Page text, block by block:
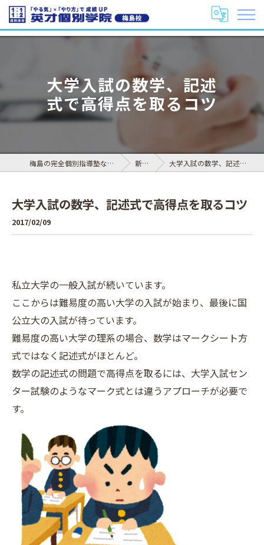
大学入試の数学、記述
式で高得点を取るコツ
梅島の完全個別指導塾なら英才個別学院 梅島校 新着情報 大学入試の数学、記述式で高得点を取るコツ
大学入試の数学、記述式で高得点を取るコツ
2017/02/09
私立大学の一般入試が続いています。
ここからは難易度の高い大学の入試が始まり、最後に国
公立大の入試が待っています。
難易度の高い大学の理系の場合、数学はマークシート方
式ではなく記述式がほとんど。
数学の記述式の問題で高得点を取るには、大学入試セン
ター試験のようなマーク式とは違うアプローチが必要で
す。